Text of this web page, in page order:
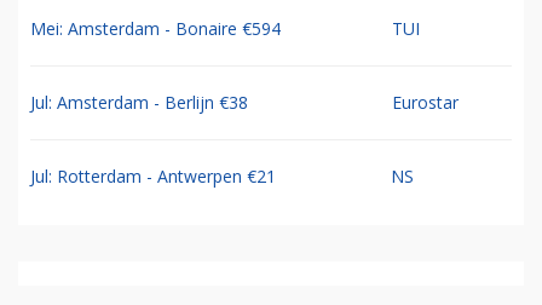
Mei: Amsterdam - Bonaire €594 TUI
Jul: Amsterdam - Berlijn €38 Eurostar
Jul: Rotterdam - Antwerpen €21 NS